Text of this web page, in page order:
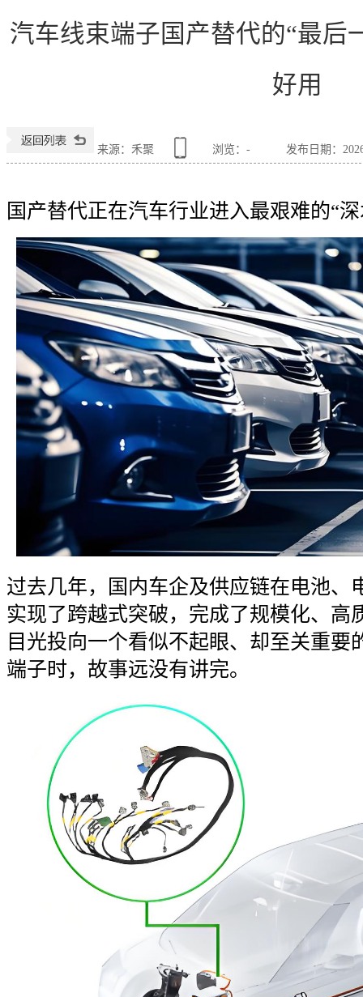
汽车线束端子国产替代的“最后
好用
来源：禾聚 浏览： - 发布日期：
国产替代正在汽车行业进入最艰难的“
过去几年，国内车企及供应链在电池、
实现了跨越式突破，完成了规模化、高
目光投向一个看似不起眼、却至关重
端子时，故事远没有讲完。